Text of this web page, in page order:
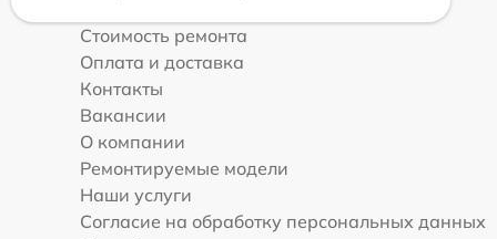
Стоимость ремонта
Оплата и доставка
Контакты
Вакансии
О компании
Ремонтируемые модели
Наши услуги
Согласие на обработку персональных данных